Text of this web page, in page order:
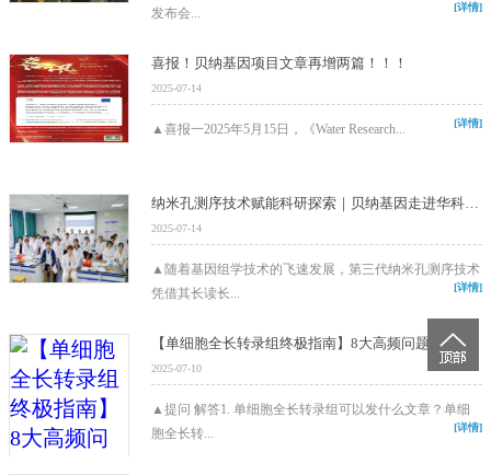
发布会...
[详情]
喜报！贝纳基因项目文章再增两篇！！！
2025-07-14
▲喜报一 2025年5月15日，《Water Research... [详情]
纳米孔测序技术赋能科研探索｜贝纳基因走进华科大，助力本科生解锁微生物组学研究新技能！
2025-07-14
▲随着基因组学技术的飞速发展，第三代纳米孔测序技术
凭借其长读长...
[详情]
【单细胞全长转录组终极指南】8大高频问题，90%的人都答错了
2025-07-10
▲提问 解答1. 单细胞全长转录组可以发什么文章？单细
胞全长转...
[详情]